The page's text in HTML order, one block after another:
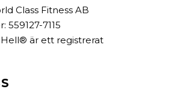
Class Fitness AB
559127-7115
Hell® är ett registrerat